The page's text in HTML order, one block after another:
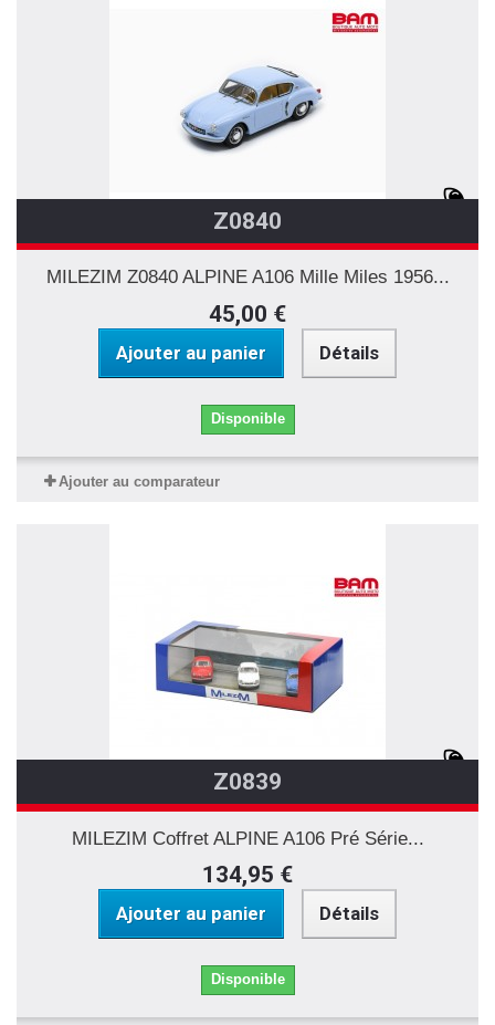
Z0840
MILEZIM Z0840 ALPINE A106 Mille Miles 1956...
45,00 €
Ajouter au panier Détails
Disponible
Ajouter au comparateur
Z0839
MILEZIM Coffret ALPINE A106 Pré Série...
134,95 €
Ajouter au panier Détails
Disponible